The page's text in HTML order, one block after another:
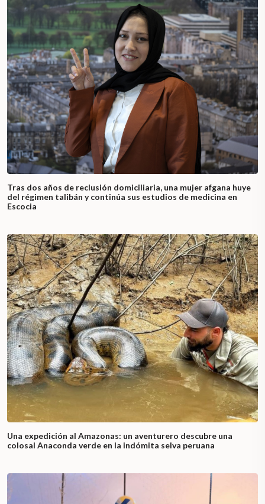
Tras dos años de reclusión domiciliaria, una mujer afgana huye
del régimen talibán y continúa sus estudios de medicina en
Escocia
Una expedición al Amazonas: un aventurero descubre una
colosal Anaconda verde en la indómita selva peruana